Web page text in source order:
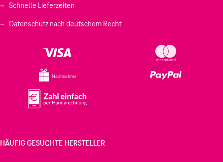
Schnelle Lieferzeiten
Datenschutz nach deutschem Recht
Nachnahme
HÄUFIG GESUCHTE HERSTELLER